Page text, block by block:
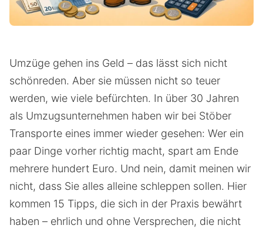
Umzüge gehen ins Geld – das lässt sich nicht
schönreden. Aber sie müssen nicht so teuer
werden, wie viele befürchten. In über 30 Jahren
als Umzugsunternehmen haben wir bei Stöber
Transporte eines immer wieder gesehen: Wer ein
paar Dinge vorher richtig macht, spart am Ende
mehrere hundert Euro. Und nein, damit meinen wir
nicht, dass Sie alles alleine schleppen sollen. Hier
kommen 15 Tipps, die sich in der Praxis bewährt
haben – ehrlich und ohne Versprechen, die nicht